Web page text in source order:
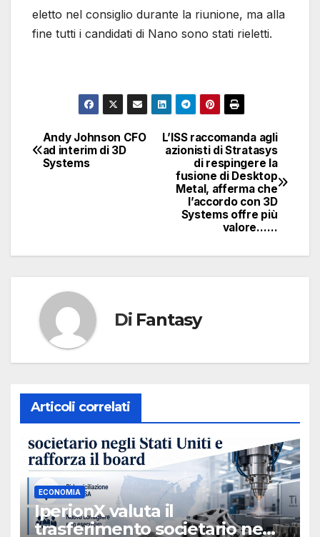
eletto nel consiglio durante la riunione, ma alla
fine tutti i candidati di Nano sono stati rieletti.
Navigazione
articoli
L’ISS raccomanda agli
azionisti di Stratasys
di respingere la
fusione di Desktop
Metal, afferma che
l’accordo con 3D
Systems offre più
valore……
Andy Johnson CFO
ad interim di 3D
Systems
Di Fantasy
Articoli correlati
ECONOMIA
IperionX valuta il
trasferimento societario negli